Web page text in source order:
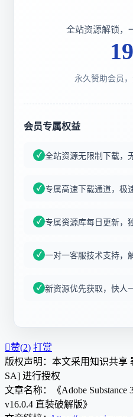
全站资源解锁，
永久赞助会员
会员专属权益
全站资源无限制下载，
专属高速下载通道，极
专属资源库每日更新，
一对一客服技术支持，
新资源优先获取，快人
赞(2) 打赏
版权声明：本文采用知识共享
SA] 进行授权
文章名称：《Adobe Substance
v16.0.4 直装破解版》